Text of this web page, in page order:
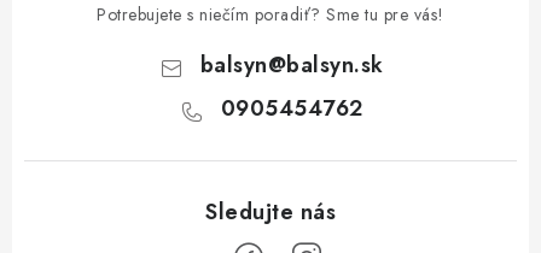
Potrebujete s niečím poradiť? Sme tu pre vás!
balsyn@balsyn.sk
0905454762